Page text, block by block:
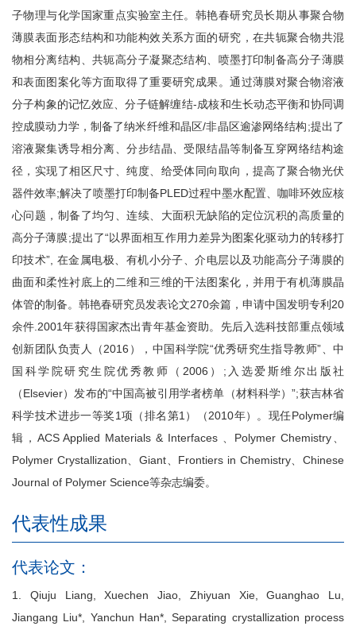
子物理与化学国家重点实验室主任。韩艳春研究员长期从事聚合物
薄膜表面形态结构和功能构效关系方面的研究，在共轭聚合物共混
物相分离结构、共轭高分子凝聚态结构、喷墨打印制备高分子薄膜
和表面图案化等方面取得了重要研究成果。通过薄膜对聚合物溶液
分子构象的记忆效应、分子链解缠结-成核和生长动态平衡和协同调
控成膜动力学，制备了纳米纤维和晶区/非晶区逾渗网络结构;提出了
溶液聚集诱导相分离、分步结晶、受限结晶等制备互穿网络结构途
径，实现了相区尺寸、纯度、给受体同向取向，提高了聚合物光伏
器件效率;解决了喷墨打印制备PLED过程中墨水配置、咖啡环效应核
心问题，制备了均匀、连续、大面积无缺陷的定位沉积的高质量的
高分子薄膜;提出了“以界面相互作用力差异为图案化驱动力的转移打
印技术”, 在金属电极、有机小分子、介电层以及功能高分子薄膜的
曲面和柔性衬底上的二维和三维的干法图案化，并用于有机薄膜晶
体管的制备。韩艳春研究员发表论文270余篇，申请中国发明专利20
余件.2001年获得国家杰出青年基金资助。先后入选科技部重点领域
创新团队负责人（2016），中国科学院“优秀研究生指导教师”、中
国科学院研究生院优秀教师（2006）;入选爱斯维尔出版社
（Elsevier）发布的“中国高被引用学者榜单（材料科学）”;获吉林省
科学技术进步一等奖1项（排名第1）（2010年）。现任Polymer编
辑，ACS Applied Materials & Interfaces 、Polymer Chemistry、
Polymer Crystallization、Giant、Frontiers in Chemistry、Chinese
Journal of Polymer Science等杂志编委。
代表性成果
代表论文：
1. Qiuju Liang, Xuechen Jiao, Zhiyuan Xie, Guanghao Lu,
Jiangang Liu*, Yanchun Han*, Separating crystallization process